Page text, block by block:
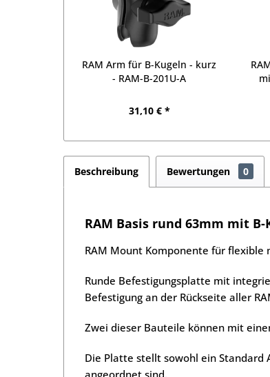
RAM Arm für B-Kugeln - kurz
- RAM-B-201U-A
31,10 € *
Beschreibung Bewertungen 0
RAM Basis rund 63mm mit B-
RAM Mount Komponente für flexible
Runde Befestigungsplatte mit
Befestigung an der Rückseite aller
Zwei dieser Bauteile können mit
Die Platte stellt sowohl ein Standard
angeordnet sind.